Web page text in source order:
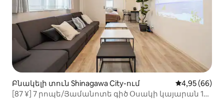
Բնակելի տուն Shinagawa City-ում Միջին
4,95 (66)
[87 ¥] 7 րոպե/Յամանոտե գիծ Օսակի կայարան 12